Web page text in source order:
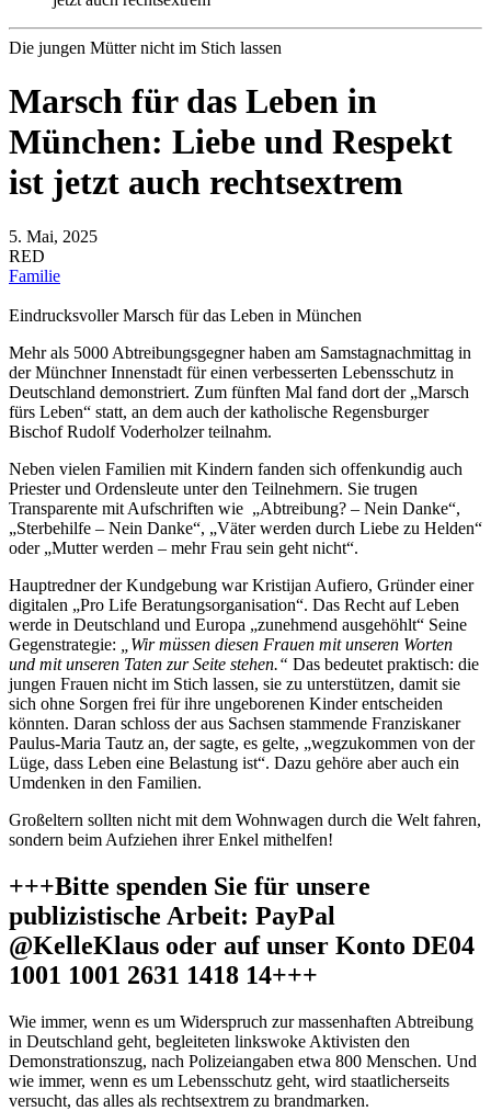
Die jungen Mütter nicht im Stich lassen
Marsch für das Leben in
München: Liebe und Respekt
ist jetzt auch rechtsextrem
5. Mai, 2025
RED
Familie
Eindrucksvoller Marsch für das Leben in München
Mehr als 5000 Abtreibungsgegner haben am Samstagnachmittag in
der Münchner Innenstadt für einen verbesserten Lebensschutz in
Deutschland demonstriert. Zum fünften Mal fand dort der „Marsch
fürs Leben“ statt, an dem auch der katholische Regensburger
Bischof Rudolf Voderholzer teilnahm.
Neben vielen Familien mit Kindern fanden sich offenkundig auch
Priester und Ordensleute unter den Teilnehmern. Sie trugen
Transparente mit Aufschriften wie „Abtreibung? – Nein Danke“,
„Sterbehilfe – Nein Danke“, „Väter werden durch Liebe zu Helden“
oder „Mutter werden – mehr Frau sein geht nicht“.
Hauptredner der Kundgebung war Kristijan Aufiero, Gründer einer
digitalen „Pro Life Beratungsorganisation“. Das Recht auf Leben
werde in Deutschland und Europa „zunehmend ausgehöhlt“ Seine
Gegenstrategie:
„Wir müssen diesen Frauen mit unseren Worten
und mit unseren Taten zur Seite stehen.“ Das bedeutet praktisch: die
jungen Frauen nicht im Stich lassen, sie zu unterstützen, damit sie
sich ohne Sorgen frei für ihre ungeborenen Kinder entscheiden
könnten. Daran schloss der aus Sachsen stammende Franziskaner
Paulus-Maria Tautz an, der sagte, es gelte, „wegzukommen von der
Lüge, dass Leben eine Belastung ist“. Dazu gehöre aber auch ein
Umdenken in den Familien.
Großeltern sollten nicht mit dem Wohnwagen durch die Welt fahren,
sondern beim Aufziehen ihrer Enkel mithelfen!
+++Bitte spenden Sie für unsere
publizistische Arbeit: PayPal
@KelleKlaus oder auf unser Konto DE04
1001 1001 2631 1418 14+++
Wie immer, wenn es um Widerspruch zur massenhaften Abtreibung
in Deutschland geht, begleiteten linkswoke Aktivisten den
Demonstrationszug, nach Polizeiangaben etwa 800 Menschen. Und
wie immer, wenn es um Lebensschutz geht, wird staatlicherseits
versucht, das alles als rechtsextrem zu brandmarken.